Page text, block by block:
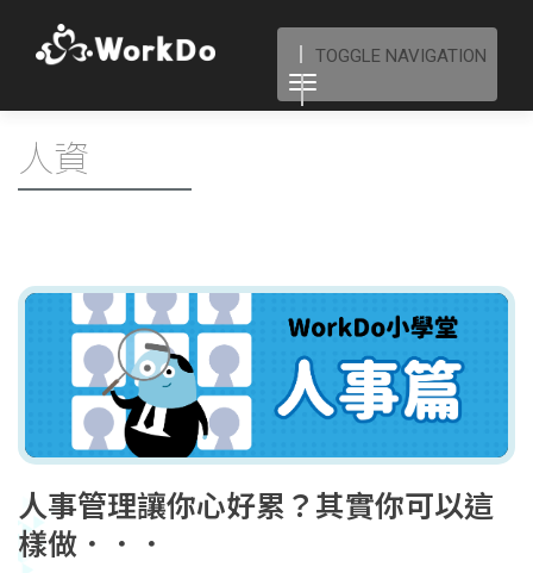
TOGGLE NAVIGATION
人資
人事管理讓你心好累？其實你可以這
樣做．．．